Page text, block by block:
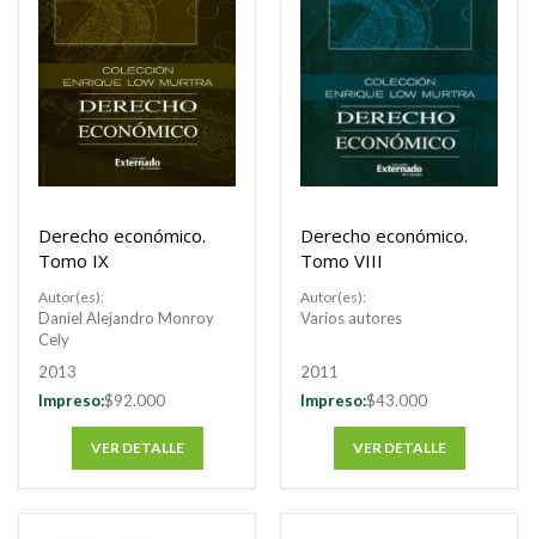
Derecho económico.
Tomo IX
Autor(es):
Daniel Alejandro Monroy
Cely
2013
Impreso:$92.000
VER DETALLE
Derecho económico.
Tomo VIII
Autor(es):
Varios autores
2011
Impreso:$43.000
VER DETALLE